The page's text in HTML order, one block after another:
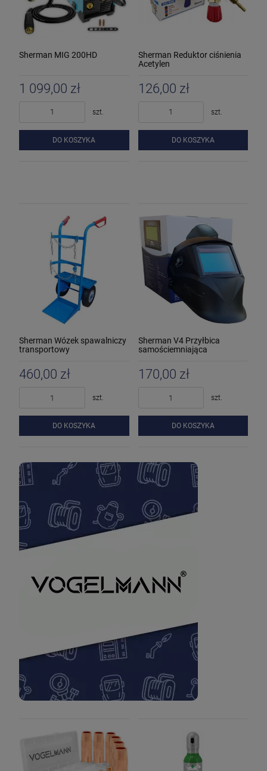
Sherman MIG 200HD
1 099,00 zł
szt.
DO KOSZYKA
Sherman Reduktor ciśnienia
Acetylen
126,00 zł
szt.
DO KOSZYKA
Sherman Wózek spawalniczy
transportowy
460,00 zł
szt.
DO KOSZYKA
Sherman V4 Przyłbica
samościemniająca
170,00 zł
szt.
DO KOSZYKA